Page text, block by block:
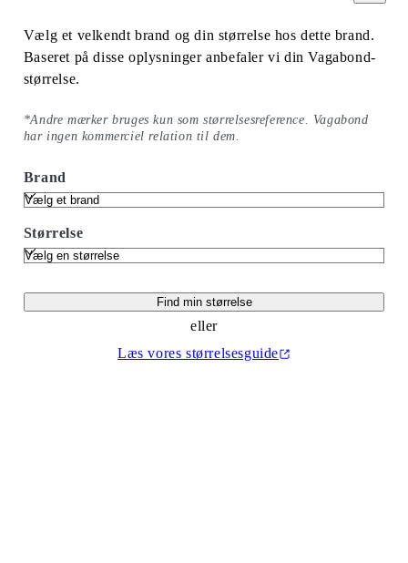
Vælg et velkendt brand og din størrelse hos dette brand.
Baseret på disse oplysninger anbefaler vi din Vagabond-
størrelse.
*Andre mærker bruges kun som størrelsesreference. Vagabond
har ingen kommerciel relation til dem.
Brand
Størrelse
Find min størrelse
eller
Læs vores størrelsesguide
(Åbner i en ny fane)